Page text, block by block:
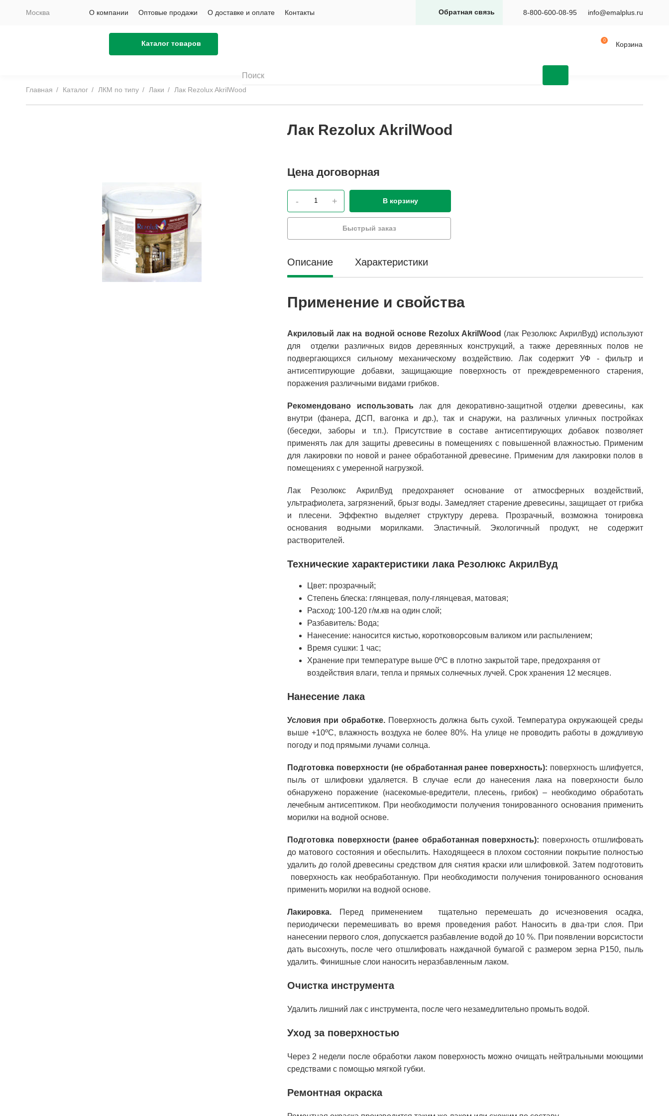
Москва
Каталог товаров
О компании Оптовые продажи О доставке и оплате Контакты 8-800-600-08-95 info@emalplus.ru
Обратная связь
Корзина
Главная Каталог ЛКМ по типу Лаки Лак Rezolux AkrilWood
Лак Rezolux AkrilWood
Ценадоговорная
- + В корзину
Быстрый заказ
Описание Характеристики
Применение и свойства
Акриловый лак на водной основе Rezolux AkrilWood (лак Резолюкс АкрилВуд) используют
для отделки различных видов деревянных конструкций, а также деревянных полов не
подвергающихся сильному механическому воздействию. Лак содержит УФ - фильтр и
антисептирующие добавки, защищающие поверхность от преждевременного старения,
поражения различными видами грибков.
Рекомендовано использоватьлак для декоративно-защитной отделки древесины, как
внутри (фанера, ДСП, вагонка и др.), так и снаружи, на различных уличных постройках
(беседки, заборы и т.п.). Присутствие в составе антисептирующих добавок позволяет
применять лак для защиты древесины в помещениях с повышенной влажностью. Применим
для лакировки по новой и ранее обработанной древесине. Применим для лакировки полов в
помещениях с умеренной нагрузкой.
Лак Резолюкс АкрилВуд предохраняет основание от атмосферных воздействий,
ультрафиолета, загрязнений, брызг воды. Замедляет старение древесины, защищает от грибка
и плесени. Эффектно выделяет структуру дерева. Прозрачный, возможна тонировка
основания водными морилками. Эластичный. Экологичный продукт, не содержит
растворителей.
Технические характеристики лака Резолюкс АкрилВуд
Цвет: прозрачный;
Степень блеска: глянцевая, полу-глянцевая, матовая;
Расход: 100-120 г/м.кв на один слой;
Разбавитель: Вода;
Нанесение: наносится кистью, коротковорсовым валиком или распылением;
Время сушки: 1 час;
Хранение при температуре выше 0ºС в плотно закрытой таре, предохраняя от
воздействия влаги, тепла и прямых солнечных лучей. Срок хранения 12 месяцев.
Нанесение лака
Условия при обработке. Поверхность должна быть сухой. Температура окружающей среды
выше +10ºС, влажность воздуха не более 80%. На улице не проводить работы в дождливую
погоду и под прямыми лучами солнца.
Подготовка поверхности (не обработанная ранее поверхность): поверхность шлифуется,
пыль от шлифовки удаляется. В случае если до нанесения лака на поверхности было
обнаружено поражение (насекомые-вредители, плесень, грибок) – необходимо обработать
лечебным антисептиком. При необходимости получения тонированного основания применить
морилки на водной основе.
Подготовка поверхности (ранее обработанная поверхность): поверхность отшлифовать
до матового состояния и обеспылить. Находящееся в плохом состоянии покрытие полностью
удалить до голой древесины средством для снятия краски или шлифовкой. Затем подготовить
поверхность как необработанную. При необходимости получения тонированного основания
применить морилки на водной основе.
Лакировка.
Перед применением тщательно перемешать до исчезновения осадка,
периодически перемешивать во время проведения работ. Наносить в два-три слоя. При
нанесении первого слоя, допускается разбавление водой до 10 %. При появлении ворсистости
дать высохнуть, после чего отшлифовать наждачной бумагой с размером зерна Р150, пыль
удалить. Финишные слои наносить неразбавленным лаком.
Очистка инструмента
Удалить лишний лак с инструмента, после чего незамедлительно промыть водой.
Уход за поверхностью
Через 2 недели после обработки лаком поверхность можно очищать нейтральными моющими
средствами с помощью мягкой губки.
Ремонтная окраска